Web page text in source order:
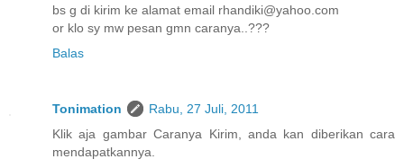
bs g di kirim ke alamat email rhandiki@yahoo.com
or klo sy mw pesan gmn caranya..???
Balas
Tonimation
Rabu, 27 Juli, 2011
Klik aja gambar Caranya Kirim, anda kan diberikan cara
mendapatkannya.